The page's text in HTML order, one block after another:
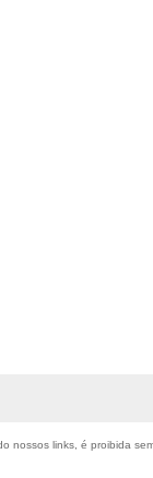
nossos links, é proibida